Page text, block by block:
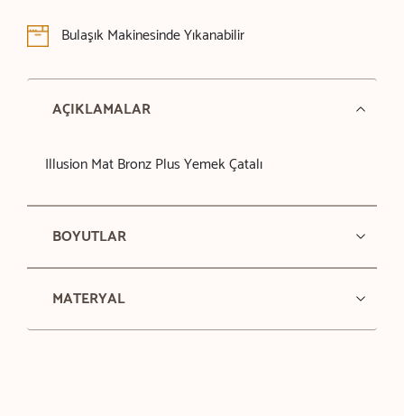
Bulaşık Makinesinde Yıkanabilir
AÇIKLAMALAR
Illusion Mat Bronz Plus Yemek Çatalı
BOYUTLAR
MATERYAL